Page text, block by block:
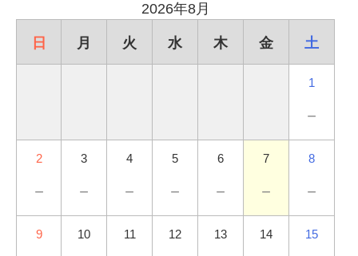
2026年8月
日 月 火 水 木 金 土
1
－
2
－
3
－
4
－
5
－
6
－
7
－
8
－
9 10 11 12 13 14 15